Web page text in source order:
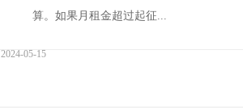
算。如果月租金超过起征...
2024-05-15